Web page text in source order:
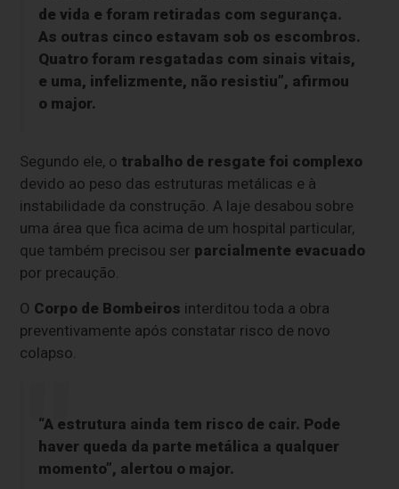
de vida e foram retiradas com segurança.
As outras cinco estavam sob os escombros.
Quatro foram resgatadas com sinais vitais,
e uma, infelizmente, não resistiu”, afirmou
o major.
Segundo ele, o trabalho de resgate foi complexo
devido ao peso das estruturas metálicas e à
instabilidade da construção. A laje desabou sobre
uma área que fica acima de um hospital particular,
que também precisou ser parcialmente evacuado
por precaução.
O Corpo de Bombeiros interditou toda a obra
preventivamente após constatar risco de novo
colapso.
“A estrutura ainda tem risco de cair. Pode
haver queda da parte metálica a qualquer
momento”, alertou o major.